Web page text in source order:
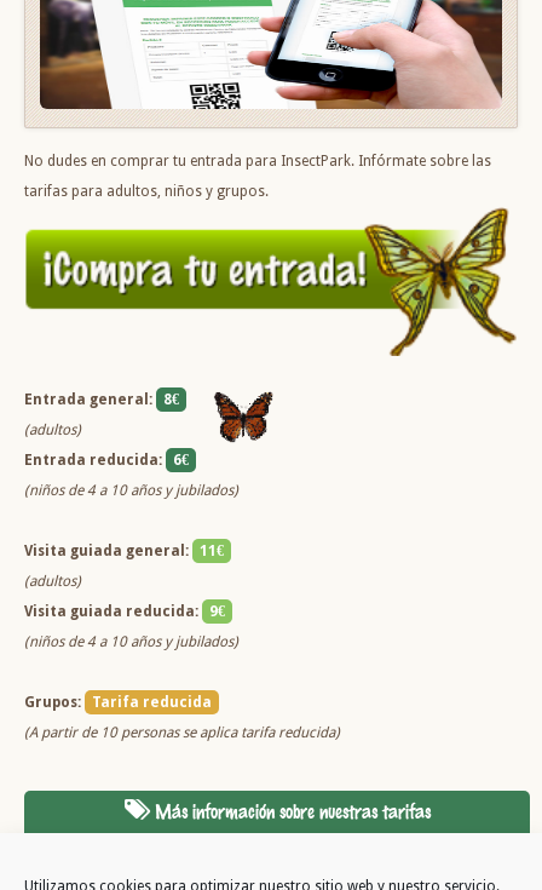
Utilizamos cookies para optimizar nuestro sitio web y nuestro servicio.
No dudes en comprar tu entrada para InsectPark. Infórmate sobre las
tarifas para adultos, niños y grupos.
Entrada general:
8€
(adultos)
Entrada reducida:
6€
(niños de 4 a 10 años y jubilados)
Visita guiada general:
11€
(adultos)
Visita guiada reducida:
9€
(niños de 4 a 10 años y jubilados)
Grupos:
Tarifa reducida
(A partir de 10 personas se aplica tarifa reducida)
Más información sobre nuestras tarifas